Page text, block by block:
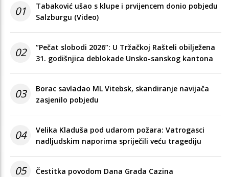
01
Tabaković ušao s klupe i prvijencem donio pobjedu
Salzburgu (Video)
02
“Pečat slobodi 2026”: U Tržačkoj Rašteli obilježena
31. godišnjica deblokade Unsko-sanskog kantona
03
Borac savladao ML Vitebsk, skandiranje navijača
zasjenilo pobjedu
04
Velika Kladuša pod udarom požara: Vatrogasci
nadljudskim naporima spriječili veću tragediju
05 Čestitka povodom Dana Grada Cazina